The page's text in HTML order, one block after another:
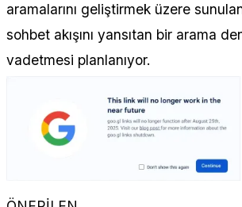
aramalarını geliştirmek üzere
sohbet akışını yansıtan bir arama
vadetmesi planlanıyor.